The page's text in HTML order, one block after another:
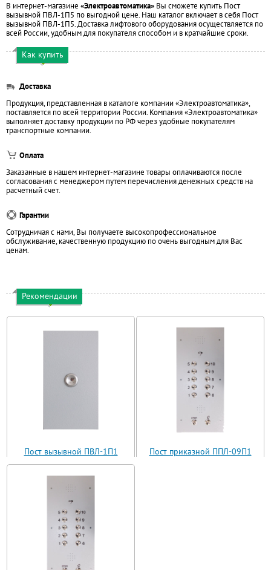
В интернет-магазине «Электроавтоматика» Вы сможете купить Пост
вызывной ПВЛ-1П5 по выгодной цене. Наш каталог включает в себя Пост
вызывной ПВЛ-1П5. Доставка лифтового оборудования осуществляется по
всей России, удобным для покупателя способом и в кратчайшие сроки.
Как купить
Доставка
Продукция, представленная в каталоге компании «Электроавтоматика»,
поставляется по всей территории России. Компания «Электроавтоматика»
выполняет доставку продукции по РФ через удобные покупателям
транспортные компании.
Оплата
Заказанные в нашем интернет-магазине товары оплачиваются после
согласования с менеджером путем перечисления денежных средств на
расчетный счет.
Гарантии
Сотрудничая с нами, Вы получаете высокопрофессиональное
обслуживание, качественную продукцию по очень выгодным для Вас
ценам.
Рекомендации
Пост вызывной ПВЛ-1П1
(ВП11-1)
Пост приказной ППЛ-09П1